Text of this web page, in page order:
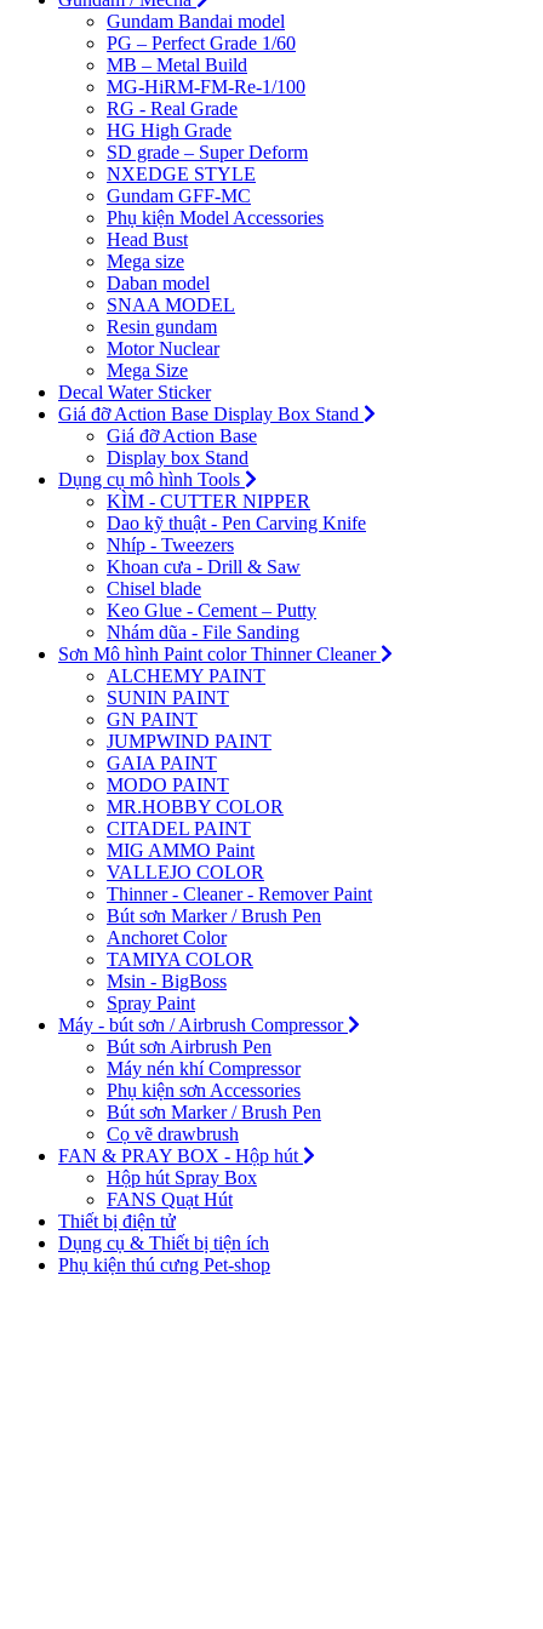
Gundam Bandai model
PG – Perfect Grade 1/60
MB – Metal Build
MG-HiRM-FM-Re-1/100
RG - Real Grade
HG High Grade
SD grade – Super Deform
NXEDGE STYLE
Gundam GFF-MC
Phụ kiện Model Accessories
Head Bust
Mega size
Daban model
SNAA MODEL
Resin gundam
Motor Nuclear
Mega Size
Decal Water Sticker
Giá đỡ Action Base Display Box Stand
Giá đỡ Action Base
Display box Stand
Dụng cụ mô hình Tools
KÌM - CUTTER NIPPER
Dao kỹ thuật - Pen Carving Knife
Nhíp - Tweezers
Khoan cưa - Drill & Saw
Chisel blade
Keo Glue - Cement – Putty
Nhám dũa - File Sanding
Sơn Mô hình Paint color Thinner Cleaner
ALCHEMY PAINT
SUNIN PAINT
GN PAINT
JUMPWIND PAINT
GAIA PAINT
MODO PAINT
MR.HOBBY COLOR
CITADEL PAINT
MIG AMMO Paint
VALLEJO COLOR
Thinner - Cleaner - Remover Paint
Bút sơn Marker / Brush Pen
Anchoret Color
TAMIYA COLOR
Msin - BigBoss
Spray Paint
Máy - bút sơn / Airbrush Compressor
Bút sơn Airbrush Pen
Máy nén khí Compressor
Phụ kiện sơn Accessories
Bút sơn Marker / Brush Pen
Cọ vẽ drawbrush
FAN & PRAY BOX - Hộp hút
Hộp hút Spray Box
FANS Quạt Hút
Thiết bị điện tử
Dụng cụ & Thiết bị tiện ích
Phụ kiện thú cưng Pet-shop